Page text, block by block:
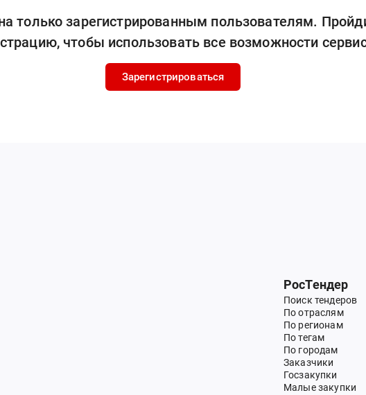
только зарегистрированным пользователям.
чтобы использовать все возможности
Зарегистрироваться
РосТендер
Поиск тендеров
По отраслям
По регионам
По тегам
По городам
Заказчики
Госзакупки
Малые закупки